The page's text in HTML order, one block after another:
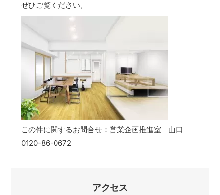
ぜひご覧ください。
この件に関するお問合せ：営業企画推進室 山口
0120-86-0672
アクセス